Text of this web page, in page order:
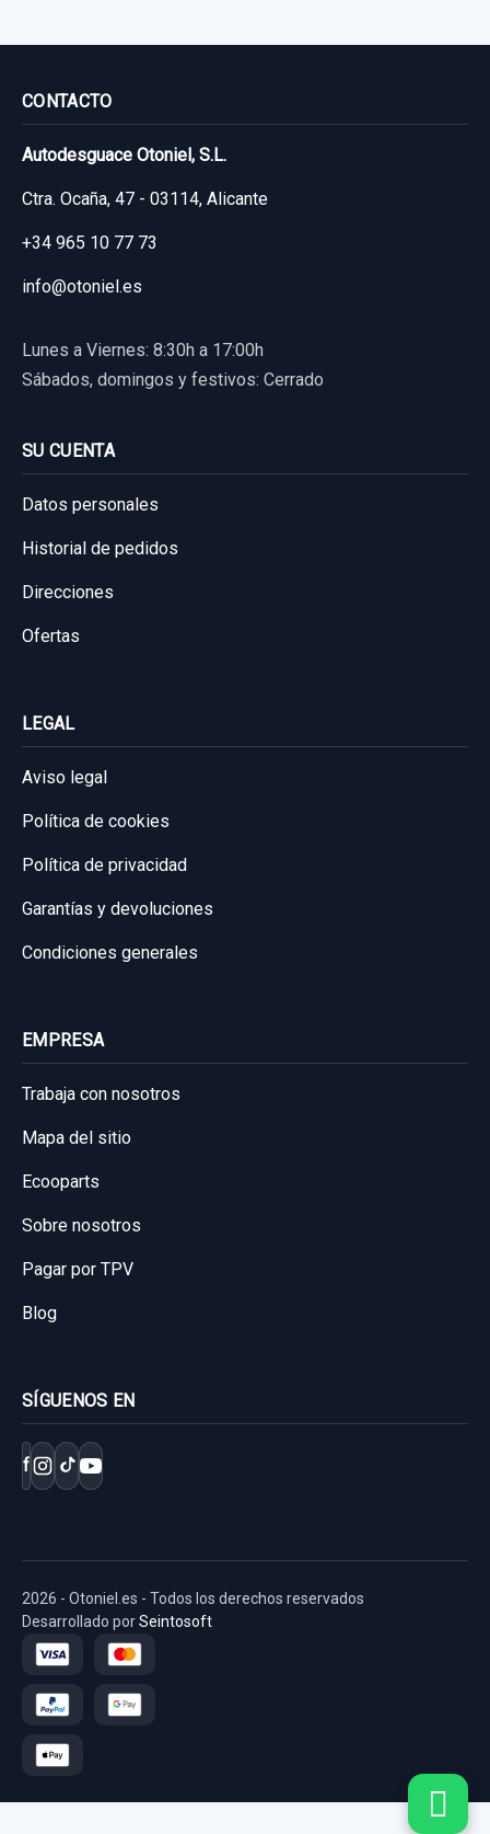
CONTACTO
Autodesguace Otoniel, S.L.
Ctra. Ocaña, 47 - 03114, Alicante
+34 965 10 77 73
info@otoniel.es
Lunes a Viernes: 8:30h a 17:00h
Sábados, domingos y festivos: Cerrado
SU CUENTA
Datos personales
Historial de pedidos
Direcciones
Ofertas
LEGAL
Aviso legal
Política de cookies
Política de privacidad
Garantías y devoluciones
Condiciones generales
EMPRESA
Trabaja con nosotros
Mapa del sitio
Ecooparts
Sobre nosotros
Pagar por TPV
Blog
SÍGUENOS EN
f
2026 - Otoniel.es - Todos los derechos reservados
Desarrollado porSeintosoft